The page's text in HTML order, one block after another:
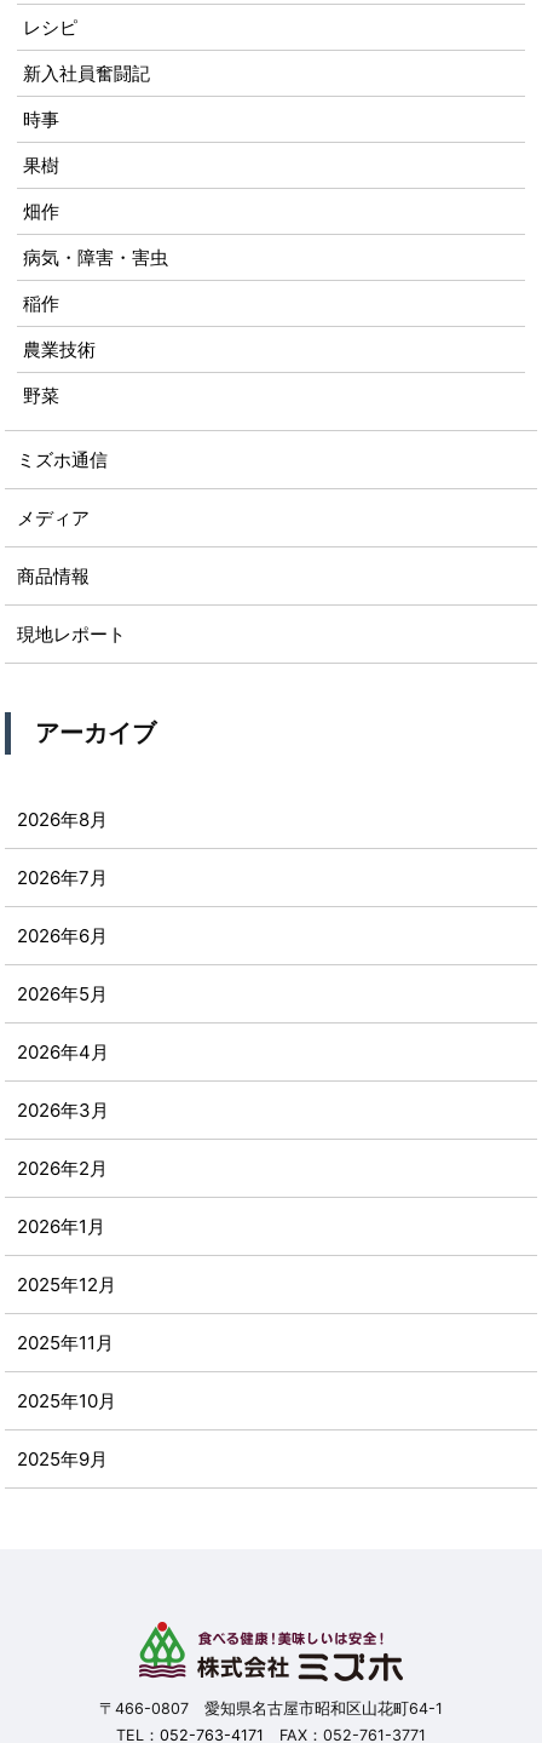
レシピ
新入社員奮闘記
時事
果樹
畑作
病気・障害・害虫
稲作
農業技術
野菜
ミズホ通信
メディア
商品情報
現地レポート
アーカイブ
2026年8月
2026年7月
2026年6月
2026年5月
2026年4月
2026年3月
2026年2月
2026年1月
2025年12月
2025年11月
2025年10月
2025年9月
〒466-0807 愛知県名古屋市昭和区山花町64-1
TEL： 052-763-4171 FAX：052-761-3771